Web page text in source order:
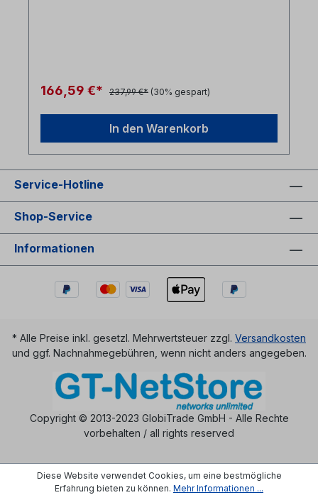
166,59 €* 237,99 €* (30% gespart)
In den Warenkorb
Service-Hotline
Shop-Service
Informationen
* Alle Preise inkl. gesetzl. Mehrwertsteuer zzgl. Versandkosten
und ggf. Nachnahmegebühren, wenn nicht anders angegeben.
Copyright © 2013-2023 GlobiTrade GmbH - Alle Rechte
vorbehalten / all rights reserved
Diese Website verwendet Cookies, um eine bestmögliche
Erfahrung bieten zu können. Mehr Informationen ...